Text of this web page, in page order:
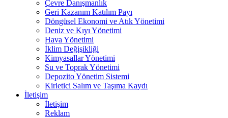
Çevre Danışmanlık
Geri Kazanım Katılım Payı
Döngüsel Ekonomi ve Atık Yönetimi
Deniz ve Kıyı Yönetimi
Hava Yönetimi
İklim Değişikliği
Kimyasallar Yönetimi
Su ve Toprak Yönetimi
Depozito Yönetim Sistemi
Kirletici Salım ve Taşıma Kaydı
İletişim
İletişim
Reklam